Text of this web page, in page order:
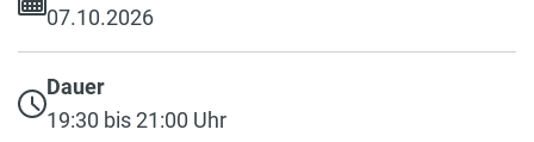
07.10.2026
Dauer
19:30 bis 21:00 Uhr